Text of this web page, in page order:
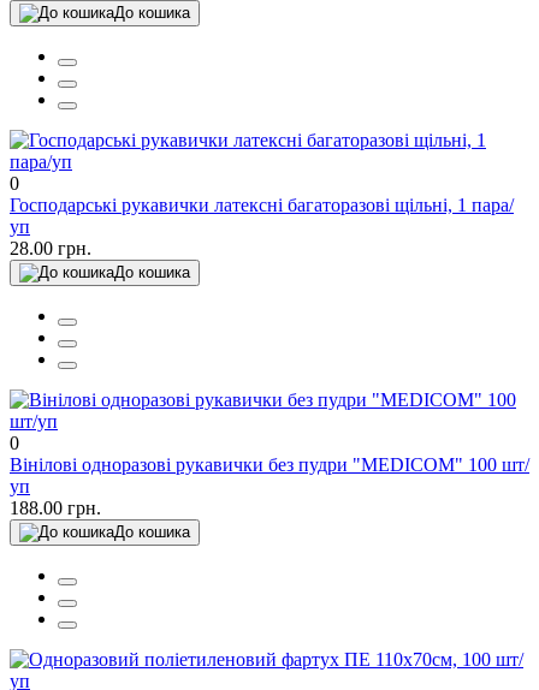
До кошика
0
Господарські рукавички латексні багаторазові щільні, 1 пара/
уп
28.00 грн.
До кошика
0
Вінілові одноразові рукавички без пудри "MEDICOM" 100 шт/
уп
188.00 грн.
До кошика